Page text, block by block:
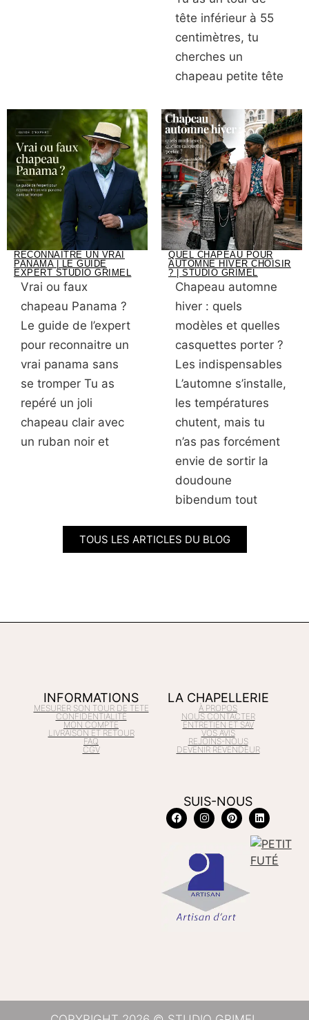
tête inférieur à 55
centimètres, tu
cherches un
chapeau petite tête
RECONNAÎTRE UN VRAI
PANAMA | LE GUIDE
EXPERT STUDIO GRIMEL
Vrai ou faux
chapeau Panama ?
Le guide de l’expert
pour reconnaitre un
vrai panama sans
se tromper Tu as
repéré un joli
chapeau clair avec
un ruban noir et
QUEL CHAPEAU POUR
AUTOMNE HIVER CHOISIR
? | STUDIO GRIMEL
Chapeau automne
hiver : quels
modèles et quelles
casquettes porter ?
Les indispensables
L’automne s’installe,
les températures
chutent, mais tu
n’as pas forcément
envie de sortir la
doudoune
bibendum tout
TOUS LES ARTICLES DU BLOG
INFORMATIONS
MESURER SON TOUR DE TETE
CONFIDENTIALITÉ
MON COMPTE
LIVRAISON ET RETOUR
FAQ
CGV
LA CHAPELLERIE
À PROPOS
NOUS CONTACTER
ENTRETIEN ET SAV
VOS AVIS
REJOINS-NOUS
DEVENIR REVENDEUR
SUIS-NOUS